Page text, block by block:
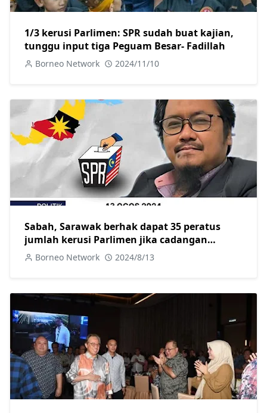
1/3 kerusi Parlimen: SPR sudah buat kajian,
tunggu input tiga Peguam Besar- Fadillah
Borneo Network 2024/11/10
Sabah, Sarawak berhak dapat 35 peratus
jumlah kerusi Parlimen jika cadangan
persempadanan kerusi diluluskan
Borneo Network 2024/8/13